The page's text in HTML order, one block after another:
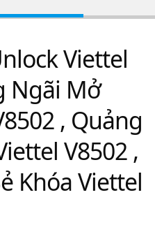
Viettel
Ngãi Mở
, Quảng
V8502 ,
Khóa Viettel